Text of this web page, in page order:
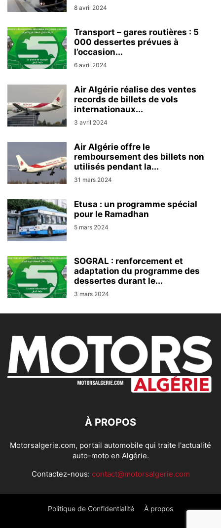
8 avril 2024
Transport – gares routières : 5
000 dessertes prévues à
l’occasion...
6 avril 2024
Air Algérie réalise des ventes
records de billets de vols
internationaux...
3 avril 2024
Air Algérie offre le
remboursement des billets non
utilisés pendant la...
31 mars 2024
Etusa : un programme spécial
pour le Ramadhan
5 mars 2024
SOGRAL : renforcement et
adaptation du programme des
dessertes durant le...
3 mars 2024
À PROPOS
Motorsalgerie.com, portail automobile qui traite l'actualité
auto-moto en Algérie.
Contactez-nous: contact@motorsalgerie.com
Politique de Confidentialité À propos